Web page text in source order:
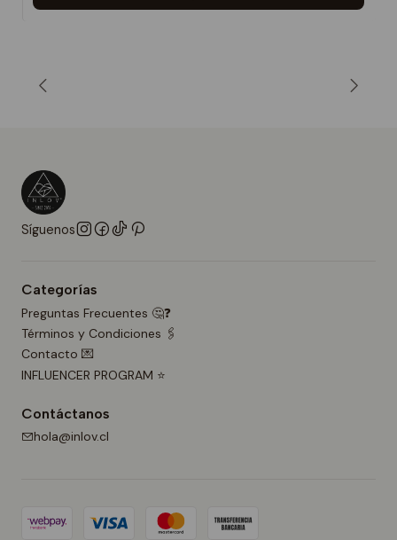
Síguenos
Categorías
Preguntas Frecuentes 🤔❓
Términos y Condiciones 🖇️
Contacto 💌
INFLUENCER PROGRAM ⭐
Contáctanos
hola@inlov.cl